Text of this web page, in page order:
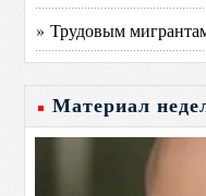
» Трудовым
Материал